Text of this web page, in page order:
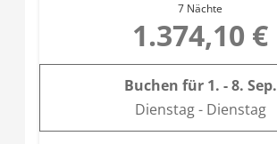
7 Nächte
1.374,10 €
Buchen für 1. - 8. Sep.
Dienstag - Dienstag